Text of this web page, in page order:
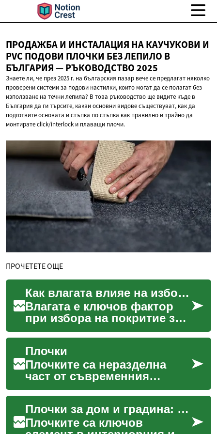
ПРОДАЖБА И ИНСТАЛАЦИЯ НА КАУЧУКОВИ И
PVC ПОДОВИ ПЛОЧКИ БЕЗ ЛЕПИЛО В
БЪЛГАРИЯ —РЪКОВОДСТВО 2025
Знаете ли, че през 2025 г. на българския пазар вече се предлагат няколко
проверени системи за подови настилки, които могат да се полагат без
използване на течни лепила? В това ръководство ще видите къде в
България да ги търсите, какви основни видове съществуват, как да
подготвите основата и стъпка по стъпка как правилно и трайно да
монтирате click/interlock и плаващи плочи.
ПРОЧЕТЕТЕ ОЩЕ
Как влагата влияе на избора и дълготрайността на покритието
Влагата е ключов фактор
при избора на покритие за
под и при планирането на
инсталацията. Различните
материали — hardw...
Плочки
Плочките са неразделна
част от съвременния
интериорен и екстериорен
дизайн, предлагайки
комбинация от
функционалност ...
Плочки за дом и градина: избор, монтаж и тенденции
Плочките са ключов